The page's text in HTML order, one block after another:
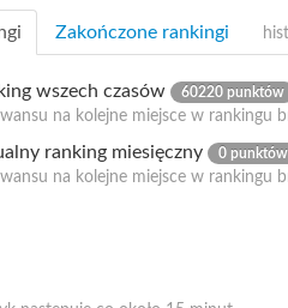
Zakończone rankingi
wszech czasów 60220 punktów
na kolejne miejsce w rankingu
ranking miesięczny 0 punktów
na kolejne miejsce w rankingu